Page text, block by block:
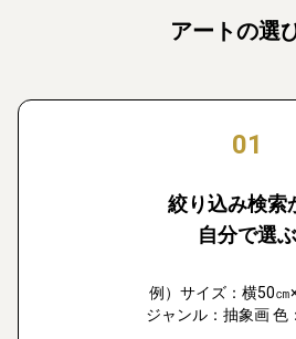
アートの選
01
絞り込み検索
自分で選ぶ
例）サイズ：横50㎝
ジャンル：抽象画 色